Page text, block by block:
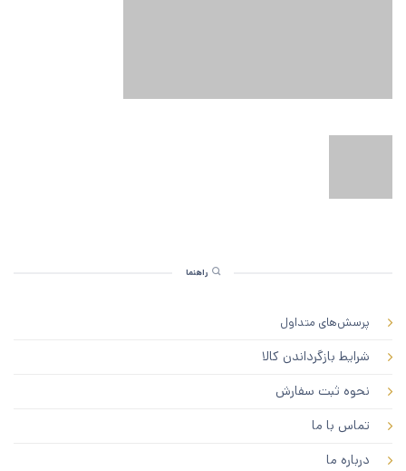
راهنما
پرسش‌های متداول
شرایط بازگرداندن کالا
نحوه ثبت سفارش
تماس با ما
درباره ما